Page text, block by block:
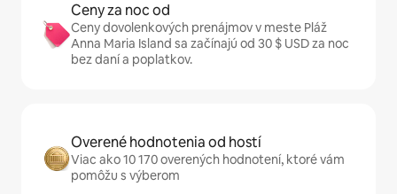
Ceny za noc od
Ceny dovolenkových prenájmov v meste Pláž
Anna Maria Island sa začínajú od 30 $ USD za noc
bez daní a poplatkov.
Overené hodnotenia od hostí
Viac ako 10 170 overených hodnotení, ktoré vám
pomôžu s výberom